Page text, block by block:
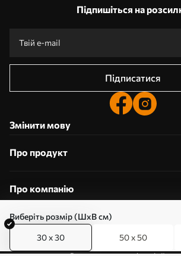
Виберіть розмір (ШхВ см)
30 x 30 50 x 50
Підпишіться на
Підписатися
Змінити мову
Про продукт
Про компанію
0800357223